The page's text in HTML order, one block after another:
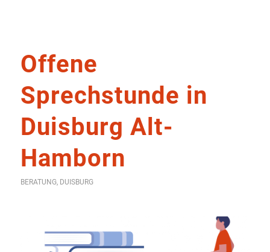
Offene
Sprechstunde in
Duisburg Alt-
Hamborn
BERATUNG, DUISBURG